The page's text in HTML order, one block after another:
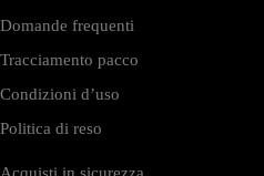
Domande frequenti
Tracciamento pacco
Condizioni d’uso
Politica di reso
Acquisti in sicurezza